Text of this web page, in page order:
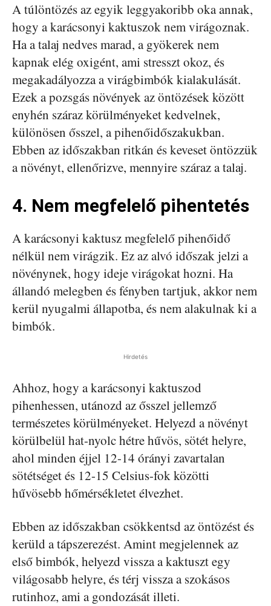
A túlöntözés az egyik leggyakoribb oka annak,
hogy a karácsonyi kaktuszok nem virágoznak.
Ha a talaj nedves marad, a gyökerek nem
kapnak elég oxigént, ami stresszt okoz, és
megakadályozza a virágbimbók kialakulását.
Ezek a pozsgás növények az öntözések között
enyhén száraz körülményeket kedvelnek,
különösen ősszel, a pihenőidőszakukban.
Ebben az időszakban ritkán és keveset öntözzük
a növényt, ellenőrizve, mennyire száraz a talaj.
4. Nem megfelelő pihentetés
A karácsonyi kaktusz megfelelő pihenőidő
nélkül nem virágzik. Ez az alvó időszak jelzi a
növénynek, hogy ideje virágokat hozni. Ha
állandó melegben és fényben tartjuk, akkor nem
kerül nyugalmi állapotba, és nem alakulnak ki a
bimbók.
Hirdetés
Ahhoz, hogy a karácsonyi kaktuszod
pihenhessen, utánozd az ősszel jellemző
természetes körülményeket. Helyezd a növényt
körülbelül hat-nyolc hétre hűvös, sötét helyre,
ahol minden éjjel 12-14 órányi zavartalan
sötétséget és 12-15 Celsius-fok közötti
hűvösebb hőmérsékletet élvezhet.
Ebben az időszakban csökkentsd az öntözést és
kerüld a tápszerezést. Amint megjelennek az
első bimbók, helyezd vissza a kaktuszt egy
világosabb helyre, és térj vissza a szokásos
rutinhoz, ami a gondozását illeti.